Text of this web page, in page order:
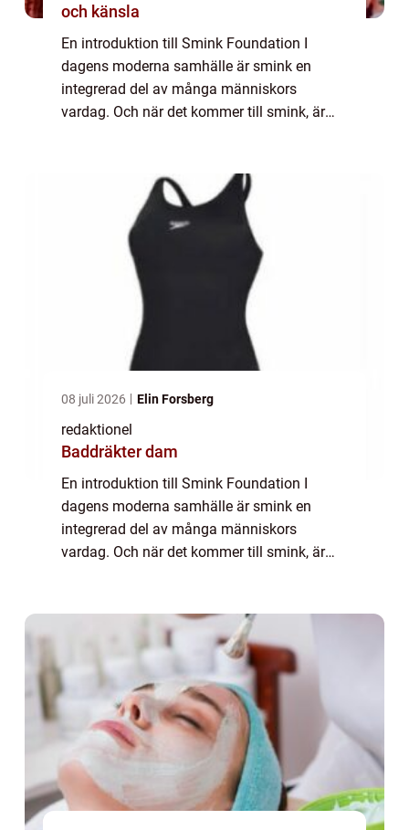
och känsla
En introduktion till Smink Foundation I
dagens moderna samhälle är smink en
integrerad del av många människors
vardag. Och när det kommer till smink, är
används för att...
08 juli 2026 Elin Forsberg
redaktionel
Baddräkter dam
En introduktion till Smink Foundation I
dagens moderna samhälle är smink en
integrerad del av många människors
vardag. Och när det kommer till smink, är